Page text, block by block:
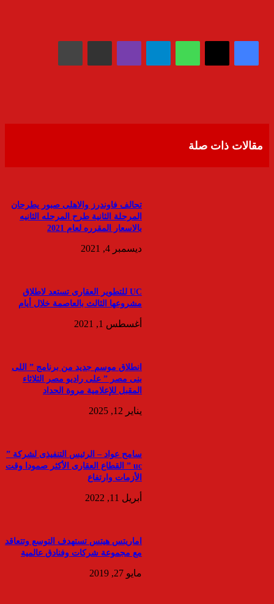
واتسابتيلقرام ڤايبر مشاركة عبر البريد طباعة
مقالات ذات صلة
تحالف فاوندرز والاهلى صبور يطرحان
المرحلة الثانية طرح المرحله الثانيه
بالاسعار المقرره لعام 2021
ديسمبر 4, 2021
UC للتطوير العقارى تستعد لاطلاق
مشروعها الثالث بالعاصمة خلال أيام
أغسطس 1, 2021
انطلاق موسم جديد من برنامج ” اللى
بنى مصر ” على راديو مصر الثلاثاء
المقبل للإعلامية مروة الحداد
يناير 12, 2025
سامح عواد – الرئيس التنفيذى لشركة ”
uc ” القطاع العقارى الأكثر صمودا وقت
الأزمات وارتفاع
أبريل 11, 2022
اماريتس هيتس تستهدف التوسع وتتعاقد
مع مجموعة شركات وفنادق عالمية
مايو 27, 2019